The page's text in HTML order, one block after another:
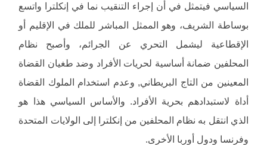
السياسي فيتمثل في أن إجراء التنقيب نما في إنكلترا واتسع
بوساطة الشريف، وهو الممثل المباشر للملك في الإقليم أو
الإقطاعية ليشمل التحري عن الجرائم، وأصبح نظام
المحلفين ضمانة أساسية لحريات الأفراد وضد طغيان القضاة
المعينين من التاج البريطاني, وعدم استخدام الملوك القضاة
أداة لاستبدادهم بحرية الأفراد. والأساس السياسي هذا هو
الذي انتقل به نظام المحلفين من إنكلترا إلى الولايات المتحدة
وفرنسا ودول أوربا الأخرى.